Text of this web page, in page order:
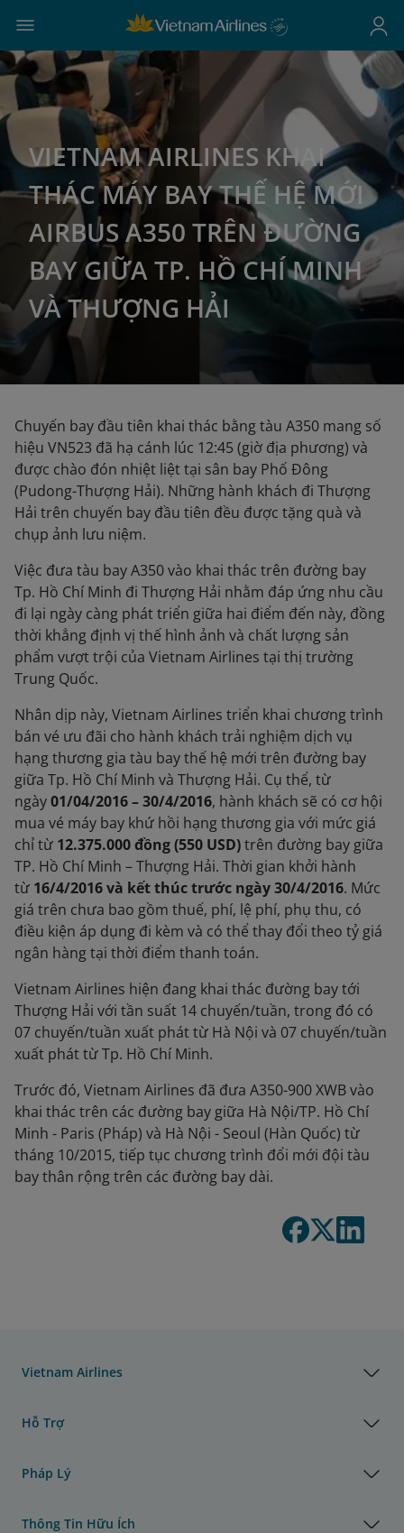
VIETNAM AIRLINES KHAI
THÁC MÁY BAY THẾ HỆ MỚI
AIRBUS A350 TRÊN ĐƯỜNG
BAY GIỮA TP. HỒ CHÍ MINH
VÀ THƯỢNG HẢI
Chuyến bay đầu tiên khai thác bằng tàu A350 mang số
hiệu VN523 đã hạ cánh lúc 12:45 (giờ địa phương) và
được chào đón nhiệt liệt tại sân bay Phố Đông
(Pudong-Thượng Hải). Những hành khách đi Thượng
Hải trên chuyến bay đầu tiên đều được tặng quà và
chụp ảnh lưu niệm.
Việc đưa tàu bay A350 vào khai thác trên đường bay
Tp. Hồ Chí Minh đi Thượng Hải nhằm đáp ứng nhu cầu
đi lại ngày càng phát triển giữa hai điểm đến này, đồng
thời khẳng định vị thế hình ảnh và chất lượng sản
phẩm vượt trội của Vietnam Airlines tại thị trường
Trung Quốc.
Nhân dịp này, Vietnam Airlines triển khai chương trình
bán vé ưu đãi cho hành khách trải nghiệm dịch vụ
hạng thương gia tàu bay thế hệ mới trên đường bay
giữa Tp. Hồ Chí Minh và Thượng Hải. Cụ thể, từ
ngày01/04/2016 – 30/4/2016, hành khách sẽ có cơ hội
mua vé máy bay khứ hồi hạng thương gia với mức giá
chỉ từ 12.375.000 đồng (550 USD)trên đường bay giữa
TP. Hồ Chí Minh – Thượng Hải. Thời gian khởi hành
từ 16/4/2016 và kết thúc trước ngày 30/4/2016. Mức
giá trên chưa bao gồm thuế, phí, lệ phí, phụ thu, có
điều kiện áp dụng đi kèm và có thể thay đổi theo tỷ giá
ngân hàng tại thời điểm thanh toán.
Vietnam Airlines hiện đang khai thác đường bay tới
Thượng Hải với tần suất 14 chuyến/tuần, trong đó có
07 chuyến/tuần xuất phát từ Hà Nội và 07 chuyến/tuần
xuất phát từ Tp. Hồ Chí Minh.
Trước đó, Vietnam Airlines đã đưa A350-900 XWB vào
khai thác trên các đường bay giữa Hà Nội/TP. Hồ Chí
Minh - Paris (Pháp) và Hà Nội - Seoul (Hàn Quốc) từ
tháng 10/2015, tiếp tục chương trình đổi mới đội tàu
bay thân rộng trên các đường bay dài.
Vietnam Airlines
Hỗ Trợ
Pháp Lý
Thông Tin Hữu Ích